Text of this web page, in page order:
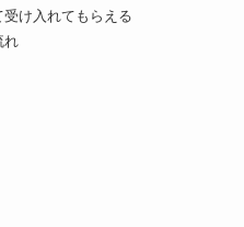
け入れてもらえる
れ